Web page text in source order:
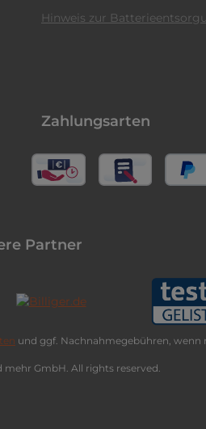
Hinweis zur
Zahlungsarten
Partner
und ggf. Nachnahmegebühren, wenn
mehr GmbH. All rights reserved.